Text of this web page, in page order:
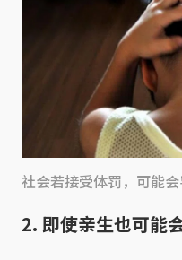
社会若接受体罚，可能会
2. 即使亲生也可能